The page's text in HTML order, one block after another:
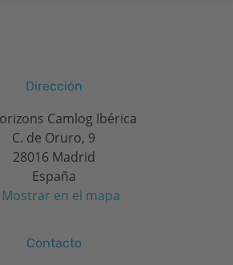
Dirección
Camlog Ibérica
C. de Oruro, 9
28016 Madrid
España
Mostrar en el mapa
Contacto